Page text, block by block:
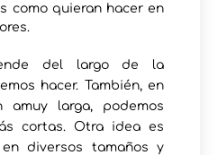
como quieran hacer en
del largo de la
hacer. También, en
larga, podemos
cortas. Otra idea es
diversos tamaños y